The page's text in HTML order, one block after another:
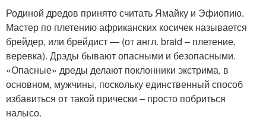
Родиной дредов принято считать Ямайку и Эфиопию.
Мастер по плетению африканских косичек называется
брейдер, или брейдист — (от англ. braid – плетение,
веревка). Дрэды бывают опасными и безопасными.
«Опасные» дреды делают поклонники экстрима, в
основном, мужчины, поскольку единственный способ
избавиться от такой прически – просто побриться
налысо.